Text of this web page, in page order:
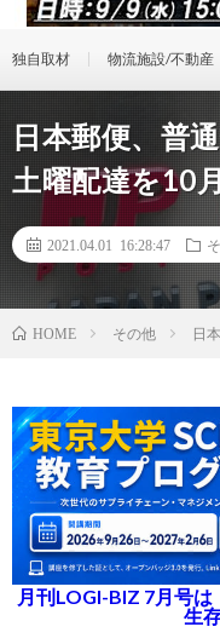
独自取材 物流施設/不動産
日本郵便、普
土曜配達を10
2021.04.01 16:28:47
HOME その他 日
月刊LOGI-BIZ 7月号
生